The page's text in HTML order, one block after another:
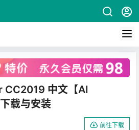
中文【AI
载与安装
前往下载